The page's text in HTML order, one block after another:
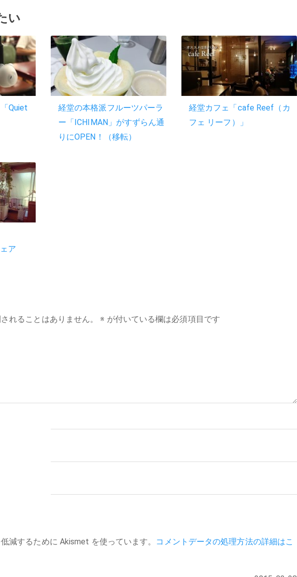
い
Quiet
経堂の本格派フルーツパーラ
ー「ICHIMAN」がすずらん通
りにOPEN！（移転）
経堂カフェ「cafe Reef（カ
フェ リーフ）」
ア
れることはありません。 ※ が付いている欄は必須項目です
減するために Akismet を使っています。 コメントデータの処理方法の詳細はこ